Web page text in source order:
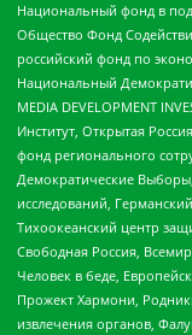
Национальный фонд в
Общество Фонд
российский фонд по
Национальный
MEDIA DEVELOPMENT
Институт, Открытая
фонд регионального
Демократические
исследований,
Тихоокеанский центр
Свободная Россия,
Человек в беде,
Прожект Хармони,
извлечения органов,